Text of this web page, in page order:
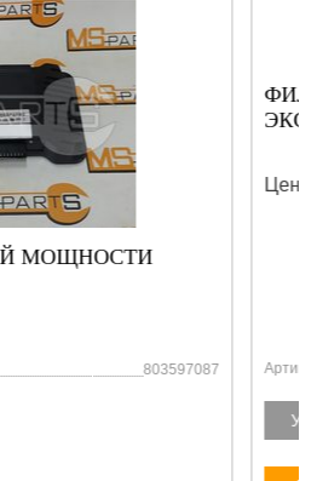
ВНУТРЕННИЙ
800104249
800104249